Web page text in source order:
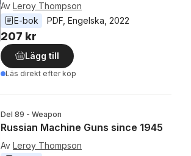
Av Leroy Thompson
E-bok
PDF Engelska 2022
207 kr
Lägg till
Läs direkt efter köp
Del 89 - Weapon
Russian Machine Guns since 1945
Av Leroy Thompson